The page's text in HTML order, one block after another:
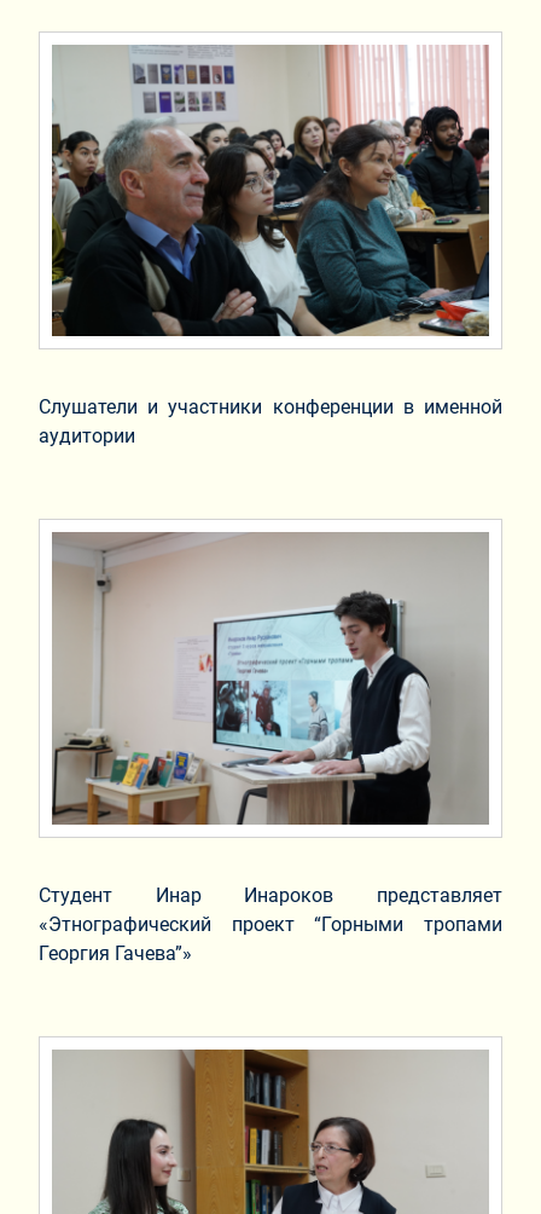
Слушатели и участники конференции в именной
аудитории
Студент Инар Инароков представляет
«Этнографический проект “Горными тропами
Георгия Гачева”»